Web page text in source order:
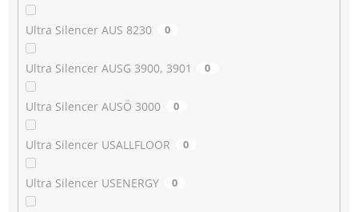
Ultra Silencer AUS 8230 0
Ultra Silencer AUSG 3900, 3901 0
Ultra Silencer AUSÖ 3000 0
Ultra Silencer USALLFLOOR 0
Ultra Silencer USENERGY 0